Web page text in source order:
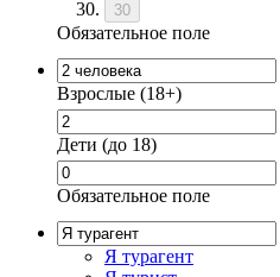
30
Обязательное поле
Взрослые (18+)
Дети (до 18)
Обязательное поле
Я турагент